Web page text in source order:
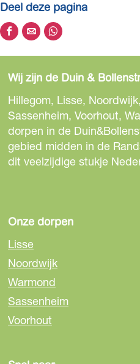
Deel deze pagina
D
e
l
d
e
z
e
p
n
a
o
p
F
a
c
e
o
D
e
l
d
e
z
e
p
n
o
p
e
-
m
a
D
e
l
d
e
z
e
p
n
p
W
h
A
Wij zijn de Duin &
Hillegom, Lisse,
Sassenheim, Voorhout,
dorpen in de
gebied midden in de
dit veelzijdige stukje
Onze dorpen
Lisse
Noordwijk
Warmond
Sassenheim
Voorhout